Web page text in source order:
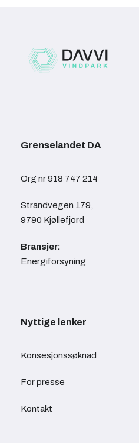
Grenselandet DA
Org nr 918 747 214
Strandvegen 179,
9790 Kjøllefjord
Bransjer:
Energiforsyning
Nyttige lenker
Konsesjonssøknad
For presse
Kontakt